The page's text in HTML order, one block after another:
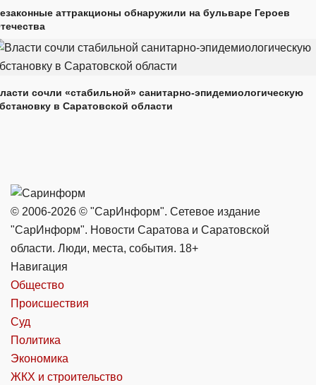
аттракционы обнаружили на бульваре Героев
сочли «стабильной» санитарно-эпидемиологическую
в Саратовской области
© 2006-2026 © "СарИнформ". Сетевое издание
"СарИнформ". Новости Саратова и Саратовской
области. Люди, места, события. 18+
Навигация
Общество
Происшествия
Суд
Политика
Экономика
ЖКХ и строительство